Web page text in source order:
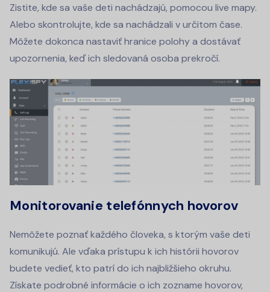
Zistite, kde sa vaše deti nachádzajú, pomocou live mapy.
Alebo skontrolujte, kde sa nachádzali v určitom čase.
Môžete dokonca nastaviť hranice polohy a dostávať
upozornenia, keď ich sledovaná osoba prekročí.
Monitorovanie telefónnych hovorov
Nemôžete poznať každého človeka, s ktorým vaše deti
komunikujú. Ale vďaka prístupu k ich histórii hovorov
budete vedieť, kto patrí do ich najbližšieho okruhu.
Získate podrobné informácie o ich zozname hovorov,